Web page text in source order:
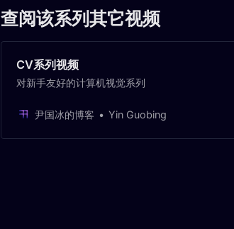
查阅该系列其它视频
CV系列视频
对新手友好的计算机视觉系列
尹国冰的博客 Yin Guobing